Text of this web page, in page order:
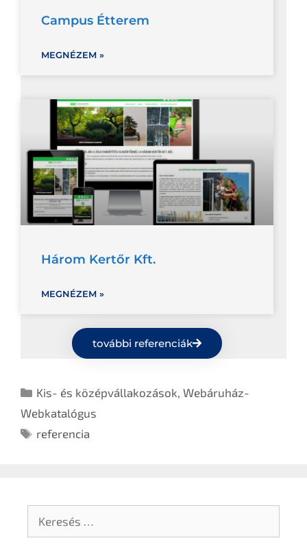
Campus Étterem
MEGNÉZEM »
Három Kertőr Kft.
MEGNÉZEM »
további referenciák
Kis- és középvállakozások,Webáruház-
Webkatalógus
referencia